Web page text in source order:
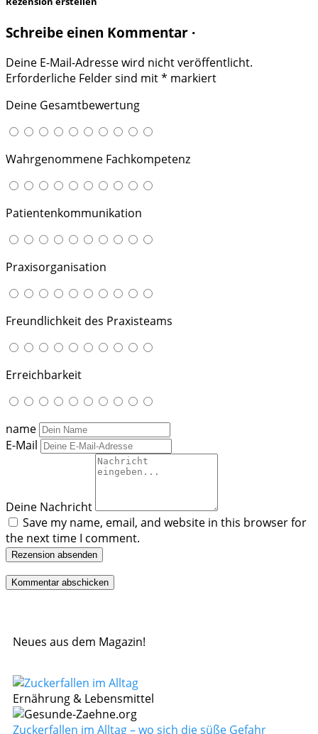
Schreibe einen Kommentar ·
Deine E-Mail-Adresse wird nicht veröffentlicht.
Erforderliche Felder sind mit* markiert
Deine Gesamtbewertung
Wahrgenommene Fachkompetenz
Patientenkommunikation
Praxisorganisation
Freundlichkeit des Praxisteams
Erreichbarkeit
name
E-Mail
Deine Nachricht
Save my name, email, and website in this browser for
the next time I comment.
Rezension absenden
Neues aus dem Magazin!
Ernährung & Lebensmittel
Zuckerfallen im Alltag – wo sich die süße Gefahr